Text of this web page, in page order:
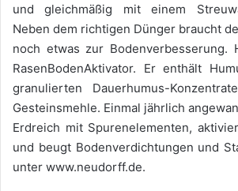
und gleichmäßig mit einem
Neben dem richtigen Dünger braucht
noch etwas zur
RasenBodenAktivator. Er enthält
granulierten Dauerhumus-
Gesteinsmehle. Einmal jährlich
Erdreich mit Spurenelementen,
und beugt Bodenverdichtungen und
unter www.neudorff.de.